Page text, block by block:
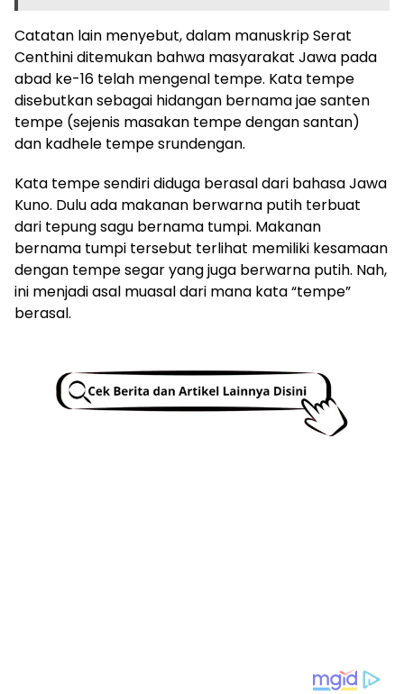
Catatan lain menyebut, dalam manuskrip Serat
Centhini ditemukan bahwa masyarakat Jawa pada
abad ke-16 telah mengenal tempe. Kata tempe
disebutkan sebagai hidangan bernama jae santen
tempe (sejenis masakan tempe dengan santan)
dan kadhele tempe srundengan.
Kata tempe sendiri diduga berasal dari bahasa Jawa
Kuno. Dulu ada makanan berwarna putih terbuat
dari tepung sagu bernama tumpi. Makanan
bernama tumpi tersebut terlihat memiliki kesamaan
dengan tempe segar yang juga berwarna putih. Nah,
ini menjadi asal muasal dari mana kata “tempe”
berasal.